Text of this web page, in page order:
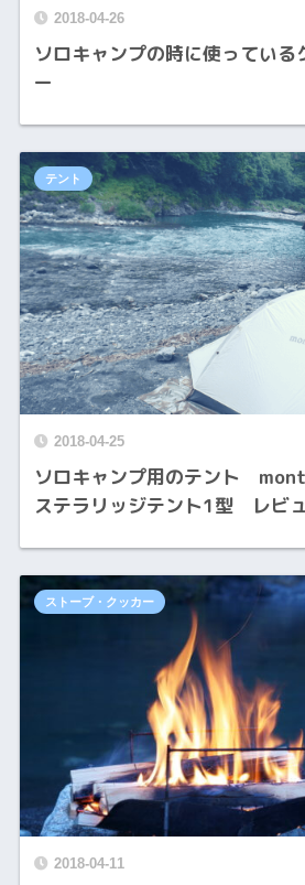
2018-04-26
ソロキャンプの時に使っている
ー
2018-04-25
ソロキャンプ用のテント
ステラリッジテント1型 レビ
テント
2018-04-11
ストーブ・クッカー